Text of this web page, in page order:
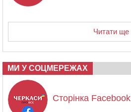
Читати ще
МИ У СОЦМЕРЕЖАХ
Сторінка Facebook